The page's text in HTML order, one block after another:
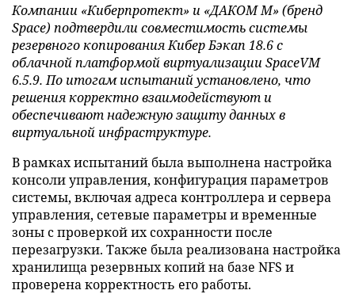
Компании «Киберпротект» и «ДАКОМ М» (бренд
Space) подтвердили совместимость системы
резервного копирования Кибер Бэкап 18.6 с
облачной платформой виртуализации SpaceVM
6.5.9. По итогам испытаний установлено, что
решения корректно взаимодействуют и
обеспечивают надежную защиту данных в
виртуальной инфраструктуре.
В рамках испытаний была выполнена настройка
консоли управления, конфигурация параметров
системы, включая адреса контроллера и сервера
управления, сетевые параметры и временные
зоны с проверкой их сохранности после
перезагрузки. Также была реализована настройка
хранилища резервных копий на базе NFS и
проверена корректность его работы.